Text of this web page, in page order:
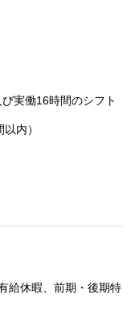
実働16時間のシフト
内）
給休暇、前期・後期特